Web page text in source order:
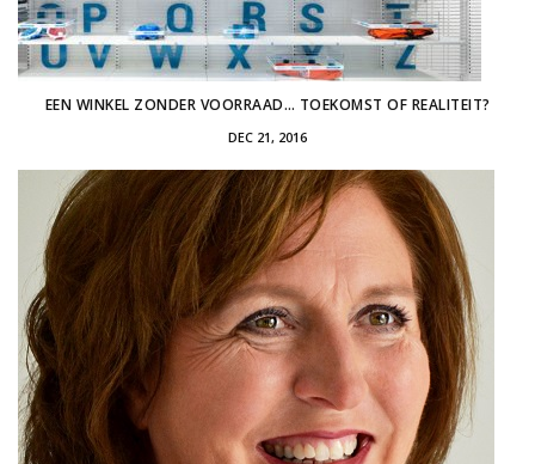
EEN WINKEL ZONDER VOORRAAD… TOEKOMST OF REALITEIT?
DEC 21, 2016